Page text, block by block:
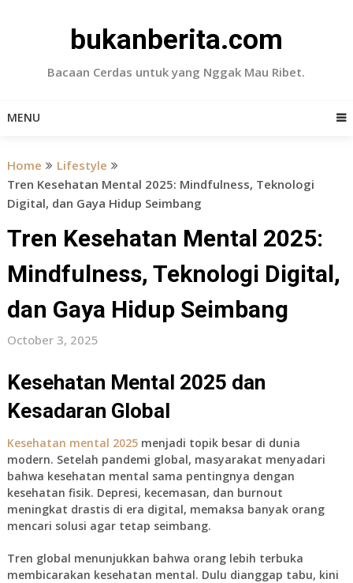
bukanberita.com
Bacaan Cerdas untuk yang Nggak Mau Ribet.
MENU
Home
Lifestyle
Tren Kesehatan Mental 2025: Mindfulness, Teknologi
Digital, dan Gaya Hidup Seimbang
Tren Kesehatan Mental 2025:
Mindfulness, Teknologi Digital,
dan Gaya Hidup Seimbang
October 3, 2025
Kesehatan Mental 2025 dan
Kesadaran Global
Kesehatan mental 2025menjadi topik besar di dunia
modern. Setelah pandemi global, masyarakat menyadari
bahwa kesehatan mental sama pentingnya dengan
kesehatan fisik. Depresi, kecemasan, dan burnout
meningkat drastis di era digital, memaksa banyak orang
mencari solusi agar tetap seimbang.
Tren global menunjukkan bahwa orang lebih terbuka
membicarakan kesehatan mental. Dulu dianggap tabu, kini